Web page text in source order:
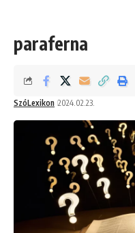
paraferna
SzóLexikon 2024.02.23.